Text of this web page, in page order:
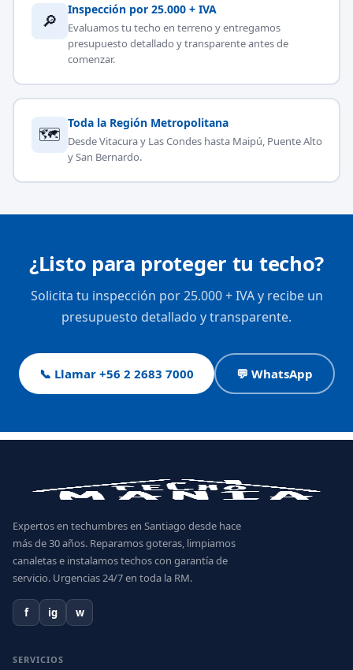
🔎
Inspección por 25.000 + IVA
Evaluamos tu techo en terreno y entregamos
presupuesto detallado y transparente antes de
comenzar.
🗺
Toda la Región Metropolitana
Desde Vitacura y Las Condes hasta Maipú, Puente Alto
y San Bernardo.
¿Listo para proteger tu techo?
Solicita tu inspección por 25.000 + IVA y recibe un
presupuesto detallado y transparente.
📞 Llamar +56 2 2683 7000 💬 WhatsApp
Expertos en techumbres en Santiago desde hace
más de 30 años. Reparamos goteras, limpiamos
canaletas e instalamos techos con garantía de
servicio. Urgencias 24/7 en toda la RM.
f ig w
SERVICIOS